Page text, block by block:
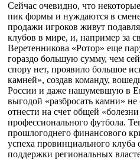
Сейчас очевидно, что
пик формы и нуждаются в смене
продажи игроков живут
клубов в мире, и, например за
Веретенникова «Ротор» еще
гораздо большую сумму, чем
спору нет, проявило большое
камней», создав команду,
России и даже нашумевшую в
выгодой «разбросать камни»
отнести на счет общей
профессионального футбола.
прошлогоднего финансового
успеха провинциального клуба
поддержки региональных